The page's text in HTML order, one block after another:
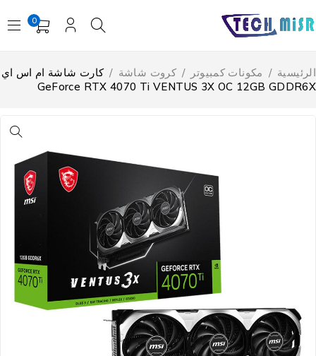
0
/ مكونات كمبيوتر كروت شاشة
كارت شاشة ام اس اي
GeForce RTX 4070 Ti VENTUS 3X OC 12GB